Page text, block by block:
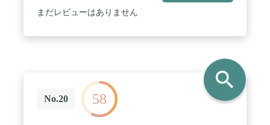
まだレビューはありません
No.20 58
search